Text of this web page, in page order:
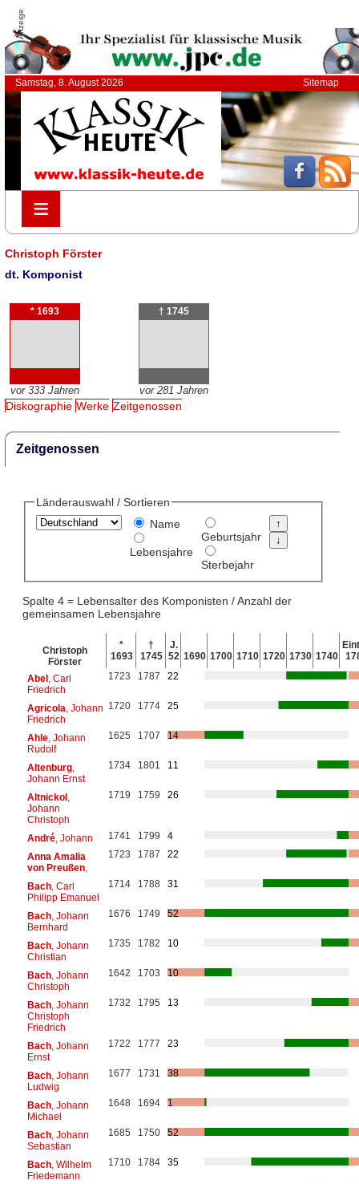
Anzeige
Samstag, 8. August 2026 Sitemap
≡
≡
Christoph Förster
dt. Komponist
* 1693
vor 333 Jahren
† 1745
vor 281 Jahren
Diskographie Werke Zeitgenossen
Zeitgenossen
Länderauswahl / Sortieren
Name
Lebensjahre
Geburtsjahr
Sterbejahr
Spalte 4 = Lebensalter des Komponisten / Anzahl der
gemeinsamen Lebensjahre
Christoph
Förster
*
1693
†
1745
J.
52 1690 1700 1710 1720 1730 1740
Abel, Carl
Friedrich
1723 1787 22
Agricola , Johann
Friedrich
1720 1774 25
Ahle, Johann
Rudolf
1625 1707 14
Altenburg,
Johann Ernst
1734 1801 11
Altnickol,
Johann
Christoph
1719 1759 26
André, Johann 1741 1799
4
Anna Amalia
von Preußen,
1723 1787 22
Bach, Carl
Philipp Emanuel
1714 1788 31
Bach, Johann
Bernhard
1676 1749 52
Bach, Johann
Christian
1735 1782 10
Bach, Johann
Christoph
1642 1703 10
Bach, Johann
Christoph
Friedrich
1732 1795 13
Bach, Johann
Ernst
1722 1777 23
Bach, Johann
Ludwig
1677 1731 38
Bach, Johann
Michael
1648 1694 1
Bach, Johann
Sebastian
1685 1750 52
Bach, Wilhelm
Friedemann
1710 1784 35